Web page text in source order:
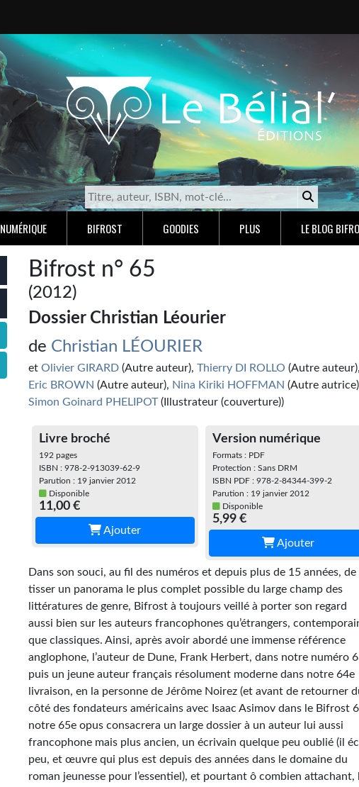
NUMÉRIQUE BIFROST GOODIES PLUS LE BLOG
Bifrost n° 65
(2012)
Dossier Christian Léourier
de Christian LÉOURIER
etOlivier GIRARD (Autre auteur),Thierry DI ROLLO (Autre auteur),
Eric BROWN (Autre auteur), Nina Kiriki HOFFMAN (Autre
Simon Goinard PHELIPOT(Illustrateur (couverture))
Livre broché
192 pages
ISBN : 978-2-913039-62-9
Parution : 19 janvier 2012
Disponible
11,00 €
Ajouter
Version numérique
Formats : PDF
Protection : Sans DRM
ISBN PDF : 978-2-84344-399-2
Parution : 19 janvier 2012
Disponible
5,99 €
Ajouter
Dans son souci, au fil des numéros et depuis plus de 15 années, de
tisser un panorama le plus complet possible du large champ des
littératures de genre, Bifrost à toujours veillé à porter son regard
aussi bien sur les auteurs francophones qu’étrangers,
que classiques. Ainsi, après avoir abordé une immense référence
anglophone, l’auteur de Dune, Frank Herbert, dans notre numéro
puis un jeune auteur français résolument moderne dans notre 64e
livraison, en la personne de Jérôme Noirez (et avant de retourner
côté des fondateurs américains avec Isaac Asimov dans le Bifrost
notre 65e opus consacrera un large dossier à un auteur lui aussi
francophone mais plus ancien, un écrivain quelque peu oublié (il
peu, et œuvre qui plus est depuis des années dans le domaine du
roman jeunesse pour l’essentiel), et pourtant ô combien attachant,